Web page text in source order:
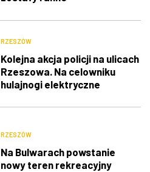
RZESZÓW
Kolejna akcja policji na ulicach
Rzeszowa. Na celowniku
hulajnogi elektryczne
RZESZÓW
Na Bulwarach powstanie
nowy teren rekreacyjny